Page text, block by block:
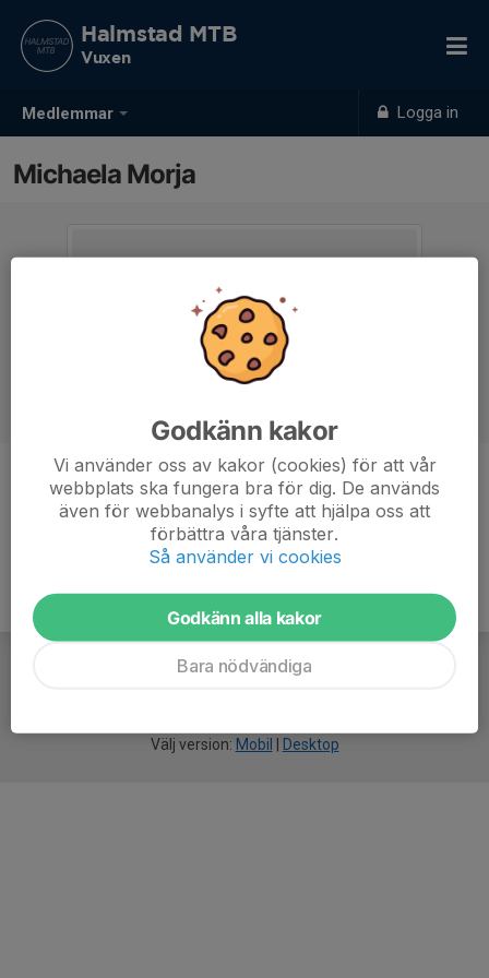
Medlemmar Logga in
Halmstad MTB
Vuxen
Michaela Morja
Ålder 40 år
Välj version: Mobil Desktop
Godkänn kakor
Vi använder oss av kakor (cookies) för att vår
webbplats ska fungera bra för dig. De används
även för webbanalys i syfte att hjälpa oss att
förbättra våra tjänster.
Så använder vi cookies
Godkänn alla kakor
Bara nödvändiga